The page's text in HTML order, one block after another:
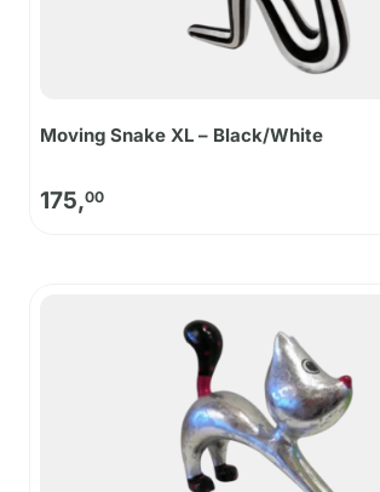
Moving Snake XL – Black/White
175,00